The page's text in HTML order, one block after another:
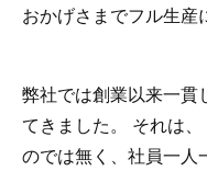
おかげさまでフル生産
弊社では創業以来一貫
てきました。 それは
のでは無く、社員一人